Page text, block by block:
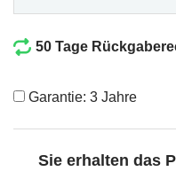
50 Tage
Garantie: 3 Jahre
Sie erhalten das